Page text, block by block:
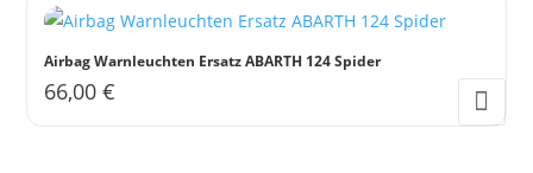
Produktseite
gewählt
werden
Airbag Warnleuchten Ersatz ABARTH 124 Spider
66,00€